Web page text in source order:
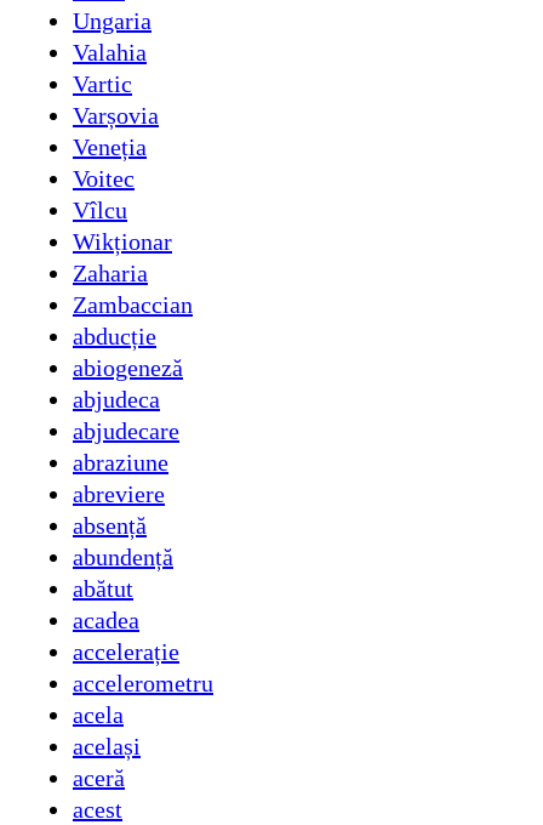
Ungaria
Valahia
Vartic
Varșovia
Veneția
Voitec
Vîlcu
Wikționar
Zaharia
Zambaccian
abducție
abiogeneză
abjudeca
abjudecare
abraziune
abreviere
absență
abundență
abătut
acadea
accelerație
accelerometru
acela
același
aceră
acest